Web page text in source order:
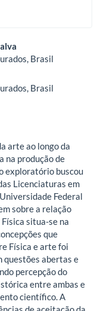
Brasil
Brasil
arte ao longo da
na produção de
exploratório buscou
Licenciaturas em
Federal
sobre a relação
situa-se na
que
Física e arte foi
questões abertas e
percepção do
entre ambas e
científico. A